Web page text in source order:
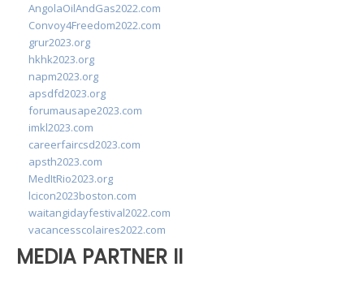
AngolaOilAndGas2022.com
Convoy4Freedom2022.com
grur2023.org
hkhk2023.org
napm2023.org
apsdfd2023.org
forumausape2023.com
imkl2023.com
careerfaircsd2023.com
apsth2023.com
MedItRio2023.org
lcicon2023boston.com
waitangidayfestival2022.com
vacancesscolaires2022.com
MEDIA PARTNER II